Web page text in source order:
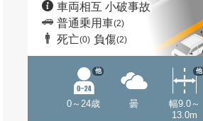
車両相互 小破事故
普通乗用車(2)
死亡(0) 負傷(2)
0～24歳
他
曇
幅9.0～
13.0m
他